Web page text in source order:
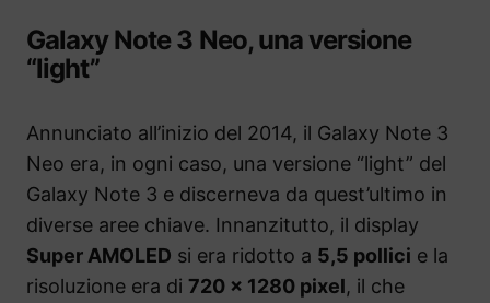
Galaxy Note 3 Neo, una versione
“light”
Annunciato all’inizio del 2014, il Galaxy Note 3
Neo era, in ogni caso, una versione “light” del
Galaxy Note 3 e discerneva da quest’ultimo in
diverse aree chiave. Innanzitutto, il display
Super AMOLED si era ridotto a 5,5 pollici e la
risoluzione era di 720 x 1280 pixel, il che